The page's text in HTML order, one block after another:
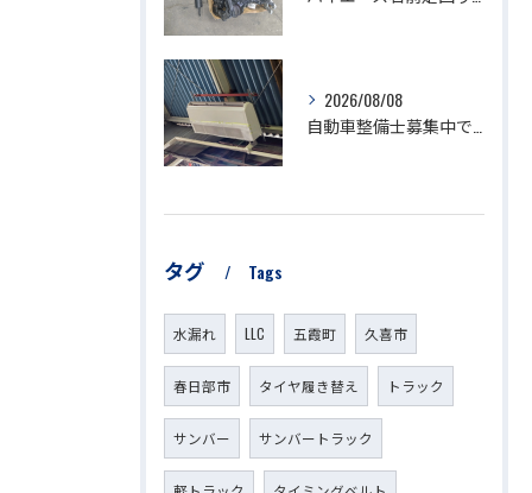
2026/08/08
タグ Tags
水漏れ LLC 五霞町 久喜市
春日部市 タイヤ履き替え トラック
サンバー サンバートラック